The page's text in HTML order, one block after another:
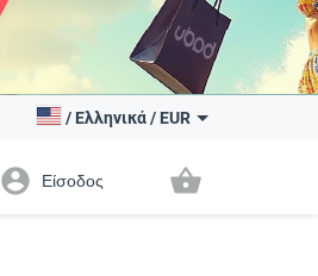
/ Ελληνικά/ EUR
account_circle Είσοδος shopping_basket